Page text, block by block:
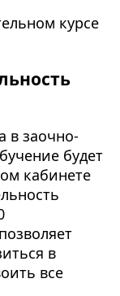
курсе
в заочно-
будет
кабинете
в
все